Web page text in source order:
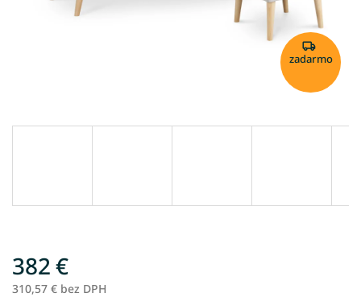
zadarmo
382 €
310,57 € bez DPH